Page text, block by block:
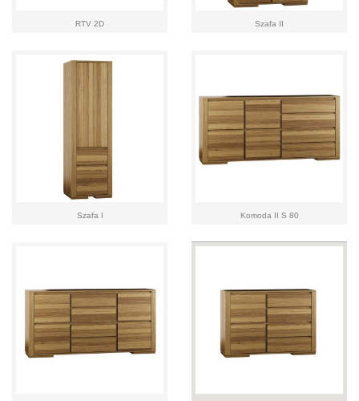
RTV 2D Szafa II
Szafa I Komoda II S 80